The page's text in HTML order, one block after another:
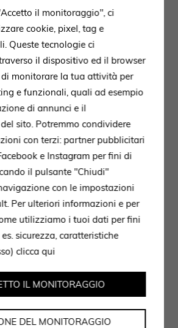
il trattamento dei dati secondo
privacy policy.
il monitoraggio", ci
cookie, pixel, tag e
Queste tecnologie ci
il dispositivo ed il browser
monitorare la tua attività per
e funzionali, quali ad esempio
di annunci e il
sito. Potremmo condividere
con terzi: partner pubblicitari
e Instagram per fini di
il pulsante "Chiudi"
con le impostazioni
Per ulteriori informazioni e per
utilizziamo i tuoi dati per fini
sicurezza, caratteristiche
clicca qui
DEL MONITORAGGIO
IL MONITORAGGIO